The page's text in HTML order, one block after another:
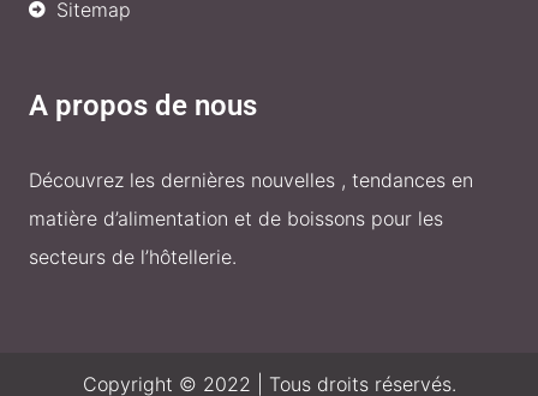
Sitemap
A propos de nous
Découvrez les dernières nouvelles , tendances en
matière d’alimentation et de boissons pour les
secteurs de l’hôtellerie.
Copyright © 2022 | Tous droits réservés.